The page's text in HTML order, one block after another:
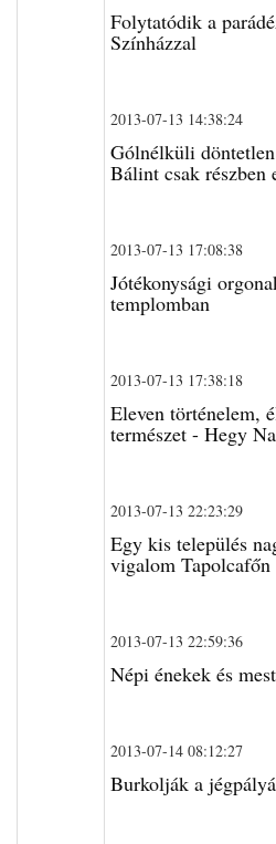
Folytatódik a
Színházzal
2013-07-13 14:38:24
Gólnélküli
Bálint csak részben
2013-07-13 17:08:38
Jótékonysági
templomban
2013-07-13 17:38:18
Eleven történelem,
természet - Hegy
2013-07-13 22:23:29
Egy kis település
vigalom Tapolcafőn
2013-07-13 22:59:36
Népi énekek és
2013-07-14 08:12:27
Burkolják a